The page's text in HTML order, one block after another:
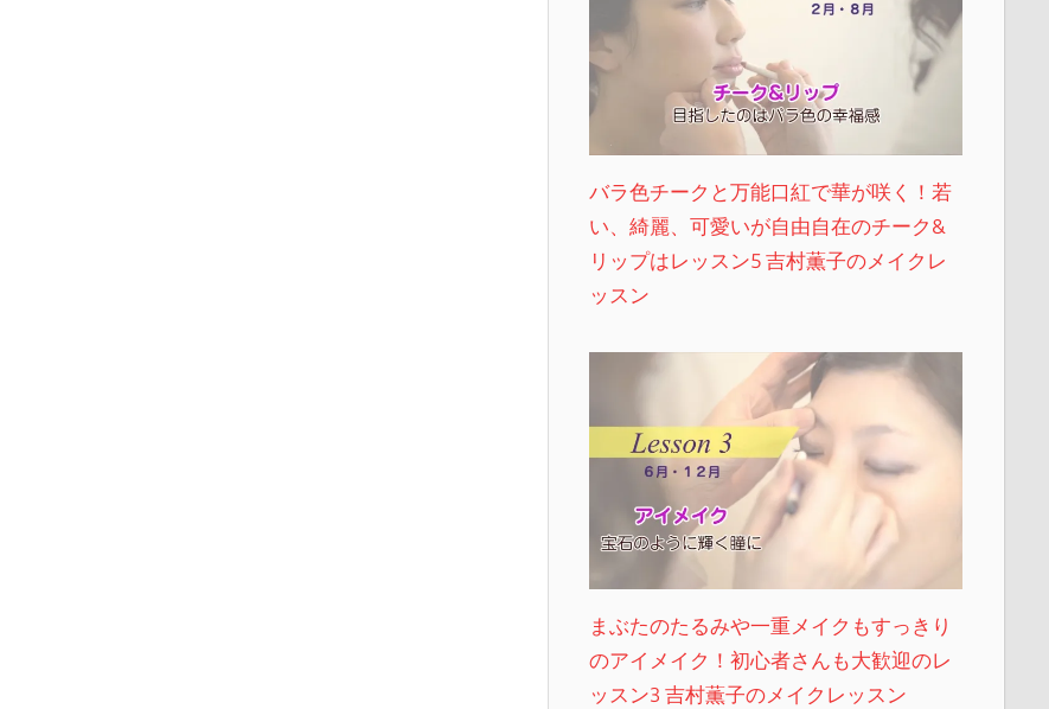
バラ色チークと万能口紅で華が咲く！若
い、綺麗、可愛いが自由自在のチーク&
リップはレッスン5 吉村薫子のメイクレ
ッスン
まぶたのたるみや一重メイクもすっきり
のアイメイク！初心者さんも大歓迎のレ
ッスン3 吉村薫子のメイクレッスン